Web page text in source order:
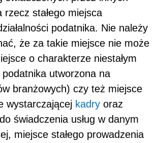
rzecz stałego miejsca
podatnika. Nie należy
że za takie miejsce nie może
o charakterze niestałym
utworzona na
branżowych) czy też miejsce
wystarczającej kadry oraz
świadczenia usług w danym
miejsce stałego prowadzenia